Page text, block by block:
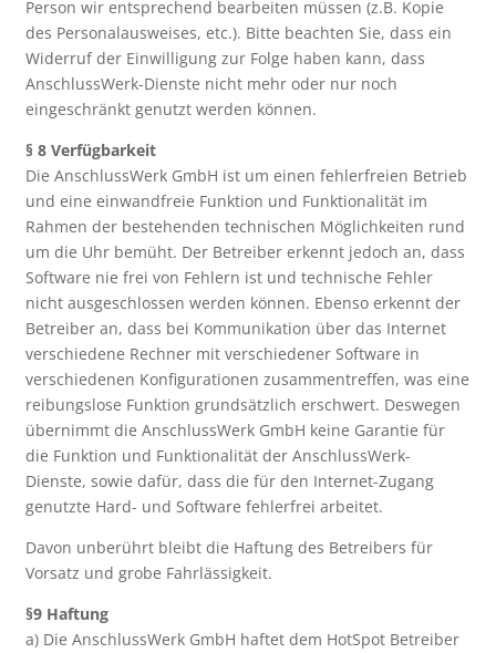
Person wir entsprechend bearbeiten müssen (z.B. Kopie
des Personalausweises, etc.). Bitte beachten Sie, dass ein
Widerruf der Einwilligung zur Folge haben kann, dass
AnschlussWerk-Dienste nicht mehr oder nur noch
eingeschränkt genutzt werden können.
§ 8 Verfügbarkeit
Die AnschlussWerk GmbH ist um einen fehlerfreien Betrieb
und eine einwandfreie Funktion und Funktionalität im
Rahmen der bestehenden technischen Möglichkeiten rund
um die Uhr bemüht. Der Betreiber erkennt jedoch an, dass
Software nie frei von Fehlern ist und technische Fehler
nicht ausgeschlossen werden können. Ebenso erkennt der
Betreiber an, dass bei Kommunikation über das Internet
verschiedene Rechner mit verschiedener Software in
verschiedenen Konfigurationen zusammentreffen, was eine
reibungslose Funktion grundsätzlich erschwert. Deswegen
übernimmt die AnschlussWerk GmbH keine Garantie für
die Funktion und Funktionalität der AnschlussWerk-
Dienste, sowie dafür, dass die für den Internet-Zugang
genutzte Hard- und Software fehlerfrei arbeitet.
Davon unberührt bleibt die Haftung des Betreibers für
Vorsatz und grobe Fahrlässigkeit.
§9 Haftung
a) Die AnschlussWerk GmbH haftet dem HotSpot Betreiber